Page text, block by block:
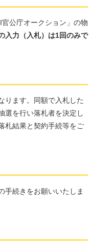
公庁オークション」の物
入力（入札）は1回のみで
ります。同額で入札した
選を行い落札者を決定し
札結果と契約手続等をご
手続きをお願いいたしま